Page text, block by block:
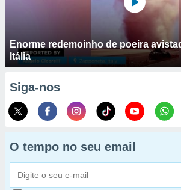
Enorme redemoinho de poeira
Itália
Siga-nos
O tempo no seu email